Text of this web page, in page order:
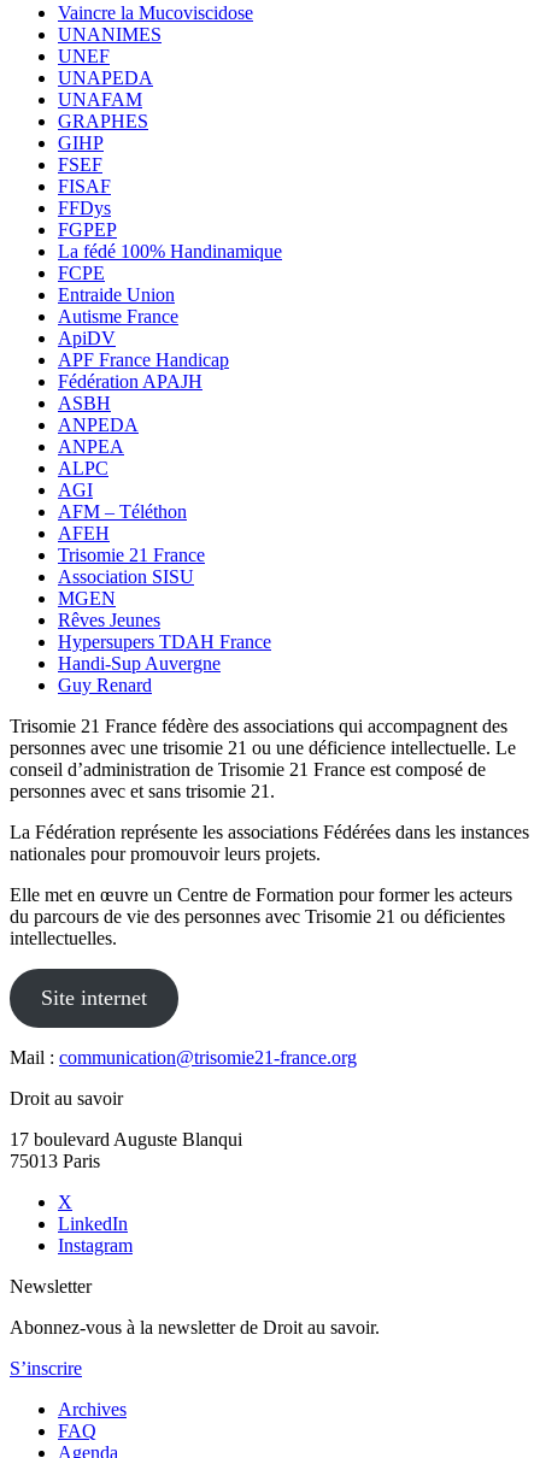
Vaincre la Mucoviscidose
UNANIMES
UNEF
UNAPEDA
UNAFAM
GRAPHES
GIHP
FSEF
FISAF
FFDys
FGPEP
La fédé 100% Handinamique
FCPE
Entraide Union
Autisme France
ApiDV
APF France Handicap
Fédération APAJH
ASBH
ANPEDA
ANPEA
ALPC
AGI
AFM – Téléthon
AFEH
Trisomie 21 France
Association SISU
MGEN
Rêves Jeunes
Hypersupers TDAH France
Handi-Sup Auvergne
Guy Renard
Trisomie 21 France fédère des associations qui accompagnent des
personnes avec une trisomie 21 ou une déficience intellectuelle. Le
conseil d’administration de Trisomie 21 France est composé de
personnes avec et sans trisomie 21.
La Fédération représente les associations Fédérées dans les instances
nationales pour promouvoir leurs projets.
Elle met en œuvre un Centre de Formation pour former les acteurs
du parcours de vie des personnes avec Trisomie 21 ou déficientes
intellectuelles.
Site internet
Mail : communication@trisomie21-france.org
Droit au savoir
17 boulevard Auguste Blanqui
75013 Paris
X
LinkedIn
Instagram
Newsletter
Abonnez-vous à la newsletter de Droit au savoir.
S’inscrire
Archives
FAQ
Agenda